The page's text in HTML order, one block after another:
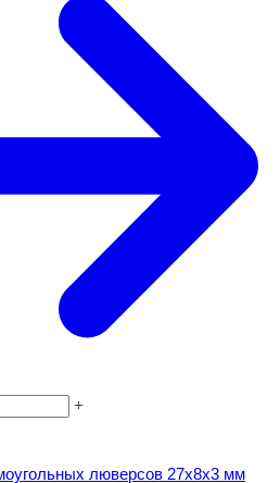
+
люверсов 27х8х3 мм